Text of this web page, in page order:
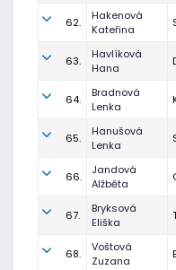
62.
Hakenová
Kateřina
63.
Havlíková
Hana
64.
Bradnová
Lenka
65.
Hanušová
Lenka
66.
Jandová
Alžběta
67.
Bryksová
Eliška
68.
Voštová
Zuzana